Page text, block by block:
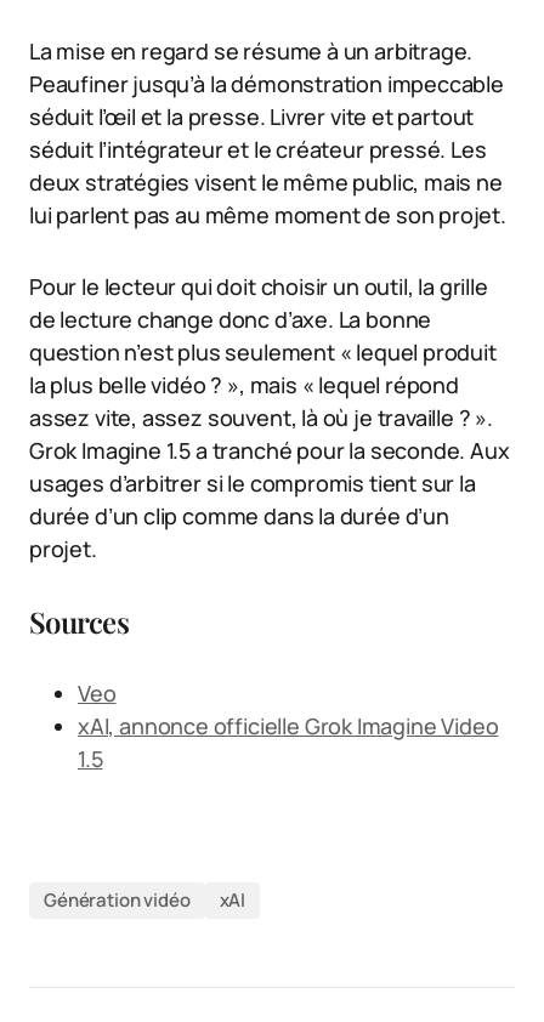
La mise en regard se résume à un arbitrage.
Peaufiner jusqu’à la démonstration impeccable
séduit l’œil et la presse. Livrer vite et partout
séduit l’intégrateur et le créateur pressé. Les
deux stratégies visent le même public, mais ne
lui parlent pas au même moment de son projet.
Pour le lecteur qui doit choisir un outil, la grille
de lecture change donc d’axe. La bonne
question n’est plus seulement « lequel produit
la plus belle vidéo ? », mais « lequel répond
assez vite, assez souvent, là où je travaille ? ».
Grok Imagine 1.5 a tranché pour la seconde. Aux
usages d’arbitrer si le compromis tient sur la
durée d’un clip comme dans la durée d’un
projet.
Sources
Veo
xAI, annonce officielle Grok Imagine Video
1.5
Génération vidéo xAI